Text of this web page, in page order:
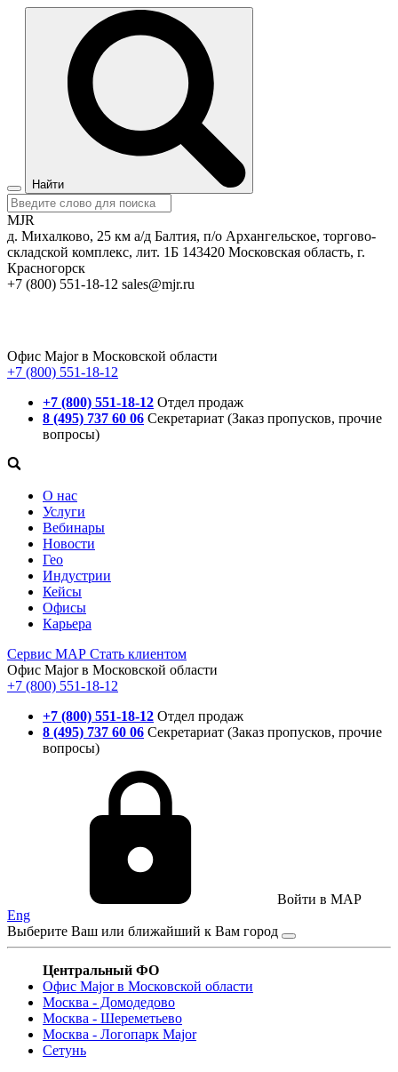
Найти
MJR
д. Михалково, 25 км а/д Балтия, п/о Архангельское, торгово-
складской комплекс, лит. 1Б 143420 Московская область, г.
Красногорск
+7 (800) 551-18-12 sales@mjr.ru
Офис Major в Московской области
+7 (800) 551-18-12
+7 (800) 551-18-12 Отдел продаж
8 (495) 737 60 06 Секретариат (Заказ пропусков, прочие
вопросы)
О нас
Услуги
Вебинары
Новости
Гео
Индустрии
Кейсы
Офисы
Карьера
Сервис МАР Стать клиентом
Офис Major в Московской области
+7 (800) 551-18-12
+7 (800) 551-18-12 Отдел продаж
8 (495) 737 60 06 Секретариат (Заказ пропусков, прочие
вопросы)
Войти в MAP
Eng
Выберите Ваш или ближайший к Вам город
Центральный ФО
Офис Major в Московской области
Москва - Домодедово
Москва - Шереметьево
Москва - Логопарк Major
Сетунь